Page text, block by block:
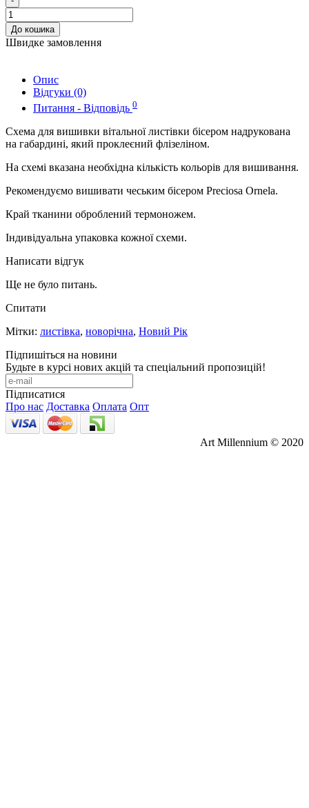
До кошика
Швидке замовлення
Опис
Відгуки (0)
Питання - Відповідь 0
Схема для вишивки вітальної листівки бісером надрукована
на габардині, який проклеєний флізеліном.
На схемі вказана необхідна кількість кольорів для вишивання.
Рекомендуємо вишивати чеським бісером Preciosa Ornela.
Край тканини оброблений термоножем.
Індивідуальна упаковка кожної схеми.
Написати відгук
Ще не було питань.
Спитати
Мітки: листівка, новорічна, Новий Рік
Підпишіться на новини
Будьте в курсі нових акцій та спеціальний пропозицій!
Підписатися
Про нас Доставка Оплата Опт
Art Millennium © 2020